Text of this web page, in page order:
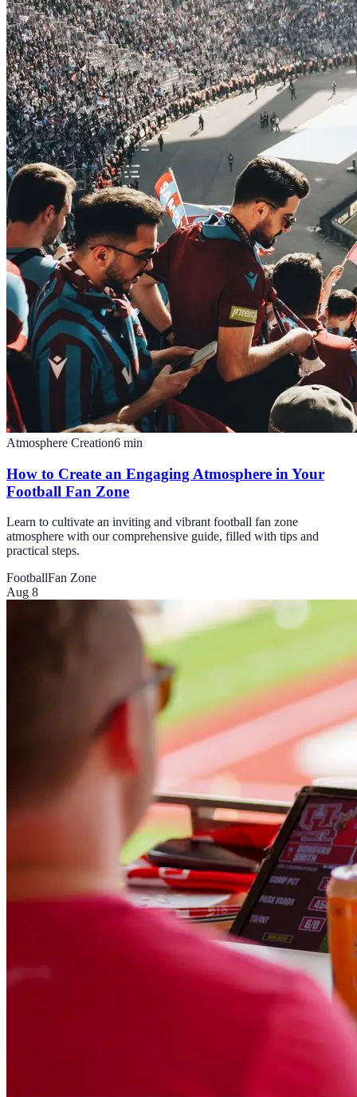
Atmosphere Creation6 min
How to Create an Engaging Atmosphere in Your
Football Fan Zone
Learn to cultivate an inviting and vibrant football fan zone
atmosphere with our comprehensive guide, filled with tips and
practical steps.
FootballFan Zone
Aug 8